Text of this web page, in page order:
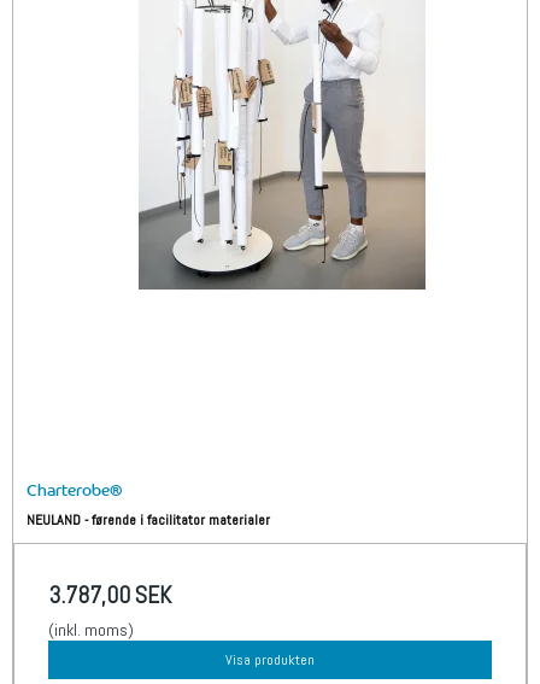
Charterobe®
NEULAND - førende i facilitator materialer
3.787,00 SEK
(inkl. moms)
Visa produkten